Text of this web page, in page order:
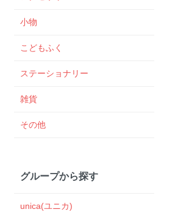
小物
こどもふく
ステーショナリー
雑貨
その他
グループから探す
unica(ユニカ)